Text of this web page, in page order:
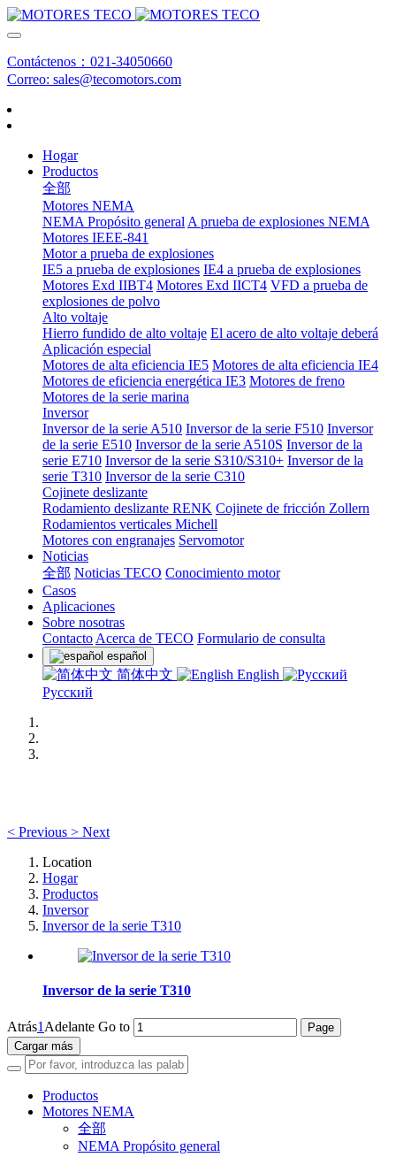
Contáctenos：021-34050660
Correo: sales@tecomotors.com
Hogar
Productos
全部
Motores NEMA
NEMA Propósito general A prueba de explosiones NEMA
Motores IEEE-841
Motor a prueba de explosiones
IE5 a prueba de explosiones IE4 a prueba de explosiones
Motores Exd IIBT4 Motores Exd IICT4 VFD a prueba de
explosiones de polvo
Alto voltaje
Hierro fundido de alto voltaje El acero de alto voltaje deberá
Aplicación especial
Motores de alta eficiencia IE5 Motores de alta eficiencia IE4
Motores de eficiencia energética IE3 Motores de freno
Motores de la serie marina
Inversor
Inversor de la serie A510 Inversor de la serie F510 Inversor
de la serie E510 Inversor de la serie A510S Inversor de la
serie E710 Inversor de la serie S310/S310+ Inversor de la
serie T310 Inversor de la serie C310
Cojinete deslizante
Rodamiento deslizante RENK Cojinete de fricción Zollern
Rodamientos verticales Michell
Motores con engranajes Servomotor
Noticias
全部 Noticias TECO Conocimiento motor
Casos
Aplicaciones
Sobre nosotras
Contacto Acerca de TECO Formulario de consulta
español
简体中文
English
Русский
< Previous > Next
Location
Hogar
Productos
Inversor
Inversor de la serie T310
Inversor de la serie T310
Atrás1 Adelante Go to
Cargar más
Productos
Motores NEMA
全部
NEMA Propósito general